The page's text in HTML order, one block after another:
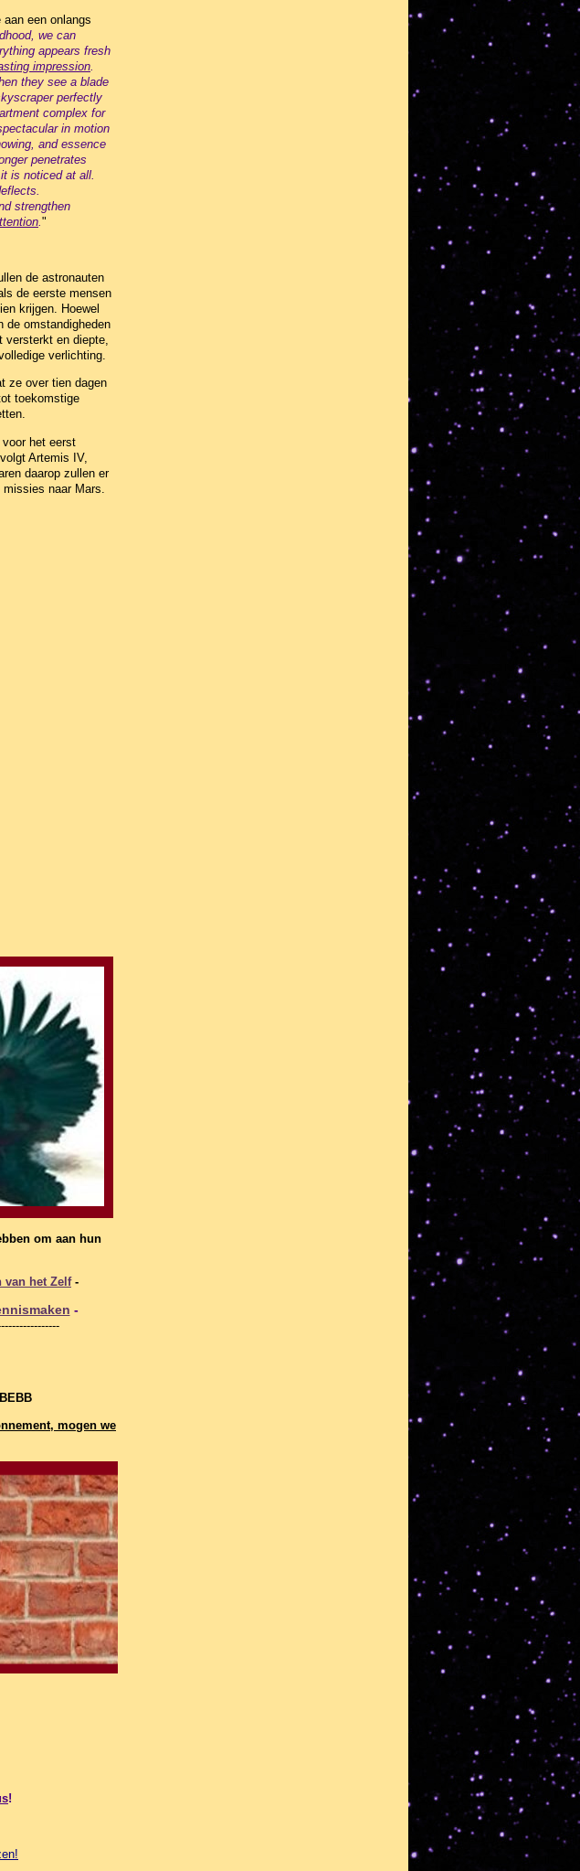
een onlangs
we can
appears fresh
impression.
they see a blade
perfectly
complex for
in motion
and essence
penetrates
is noticed at all.
strengthen
."
de astronauten
de eerste mensen
krijgen. Hoewel
de omstandigheden
versterkt en diepte,
verlichting.
ze over tien dagen
toekomstige
het eerst
Artemis IV,
daarop zullen er
naar Mars.
om aan hun
van het Zelf-
-
mogen we
!